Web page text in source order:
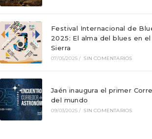
Festival Internacional de
2025: El alma del blues en
Sierra
07/05/2025 / SIN COMENTARIOS
Jaén inaugura el primer
del mundo
09/03/2025 / SIN COMENTARIOS